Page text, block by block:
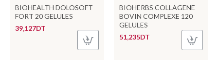
BIOHEALTH DOLOSOFT
FORT 20 GELULES
39,127DT
BIOHERBS COLLAGENE
BOVIN COMPLEXE 120
GELULES
51,235DT